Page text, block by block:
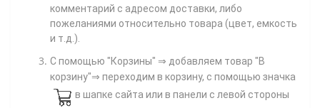
комментарий с адресом доставки, либо
пожеланиями относительно товара (цвет, емкость
и т.д.).
С помощью "Корзины" ⇒ добавляем товар "В
корзину"⇒ переходим в корзину, с помощью значка
в шапке сайта или в панели с левой стороны